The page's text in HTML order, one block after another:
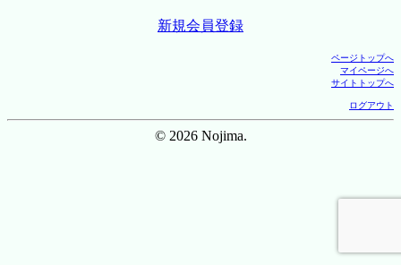
新規会員登録
ページトップへ
マイページへ
サイトトップへ
ログアウト
© 2026 Nojima.